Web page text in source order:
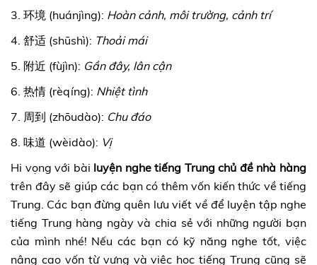
3. 环境 (huánjìng): Hoàn cảnh, môi trường, cảnh trí
4. 舒适 (shūshì): Thoải mái
5. 附近 (fùjìn): Gần đây, lân cận
6. 热情 (rèqíng): Nhiệt tình
7. 周到 (zhōudào): Chu đáo
8. 味道 (wèidào): Vị
Hi vọng với bài luyện nghe tiếng Trung chủ đề nhà hàng
trên đây sẽ giúp các bạn có thêm vốn kiến thức về tiếng
Trung. Các bạn đừng quên lưu viết về để luyện tập nghe
tiếng Trung hàng ngày và chia sẻ với những người bạn
của mình nhé! Nếu các bạn có kỹ năng nghe tốt, việc
nâng cao vốn từ vựng và việc học tiếng Trung cũng sẽ